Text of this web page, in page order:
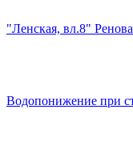
"Ленская, вл.8"
Водопонижение при